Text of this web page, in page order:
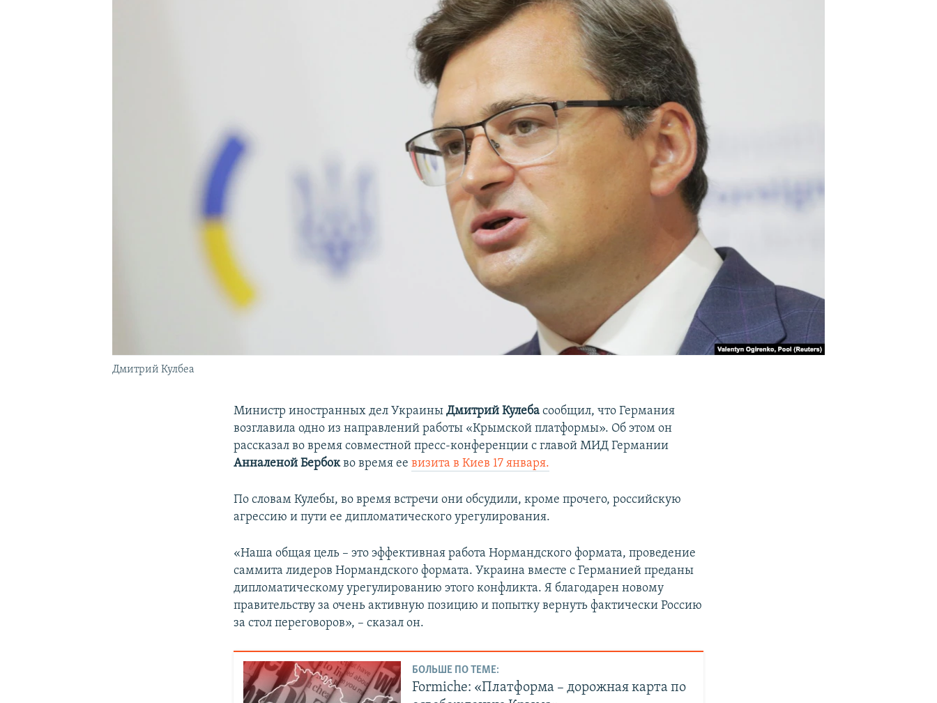
Дмитрий Кулбеа
Министр иностранных дел УкраиныДмитрий Кулеба сообщил, что Германия
возглавила одно из направлений работы «Крымской платформы». Об этом он
рассказал во время совместной пресс-конференции с главой МИД Германии
Анналеной Бербокво время еевизита в Киев 17 января.
По словам Кулебы, во время встречи они обсудили, кроме прочего, российскую
агрессию и пути ее дипломатического урегулирования.
«Наша общая цель – это эффективная работа Нормандского формата, проведение
саммита лидеров Нормандского формата. Украина вместе с Германией преданы
дипломатическому урегулированию этого конфликта. Я благодарен новому
правительству за очень активную позицию и попытку вернуть фактически Россию
за стол переговоров», – сказал он.
БОЛЬШЕ ПО ТЕМЕ:
Formiche: «Платформа – дорожная карта по